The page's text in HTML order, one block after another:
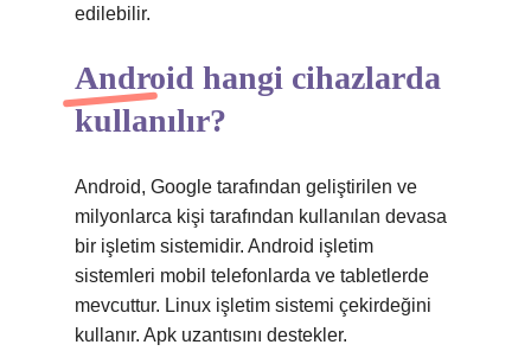
edilebilir.
Android hangi cihazlarda
kullanılır?
Android, Google tarafından geliştirilen ve
milyonlarca kişi tarafından kullanılan devasa
bir işletim sistemidir. Android işletim
sistemleri mobil telefonlarda ve tabletlerde
mevcuttur. Linux işletim sistemi çekirdeğini
kullanır. Apk uzantısını destekler.